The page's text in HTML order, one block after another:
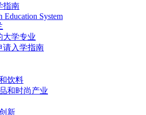
指南
Education System
大学专业
请入学指南
饮料
和时尚产业
新